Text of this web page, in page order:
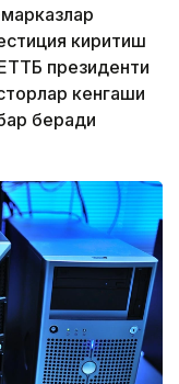
киритиш
президенти
кенгаши
беради